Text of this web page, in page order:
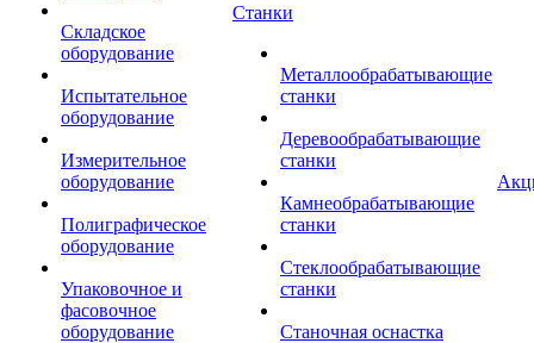
Складское
оборудование
Испытательное
оборудование
Измерительное
оборудование
Полиграфическое
оборудование
Упаковочное и
фасовочное
оборудование
Станки
Металлообрабатывающие
станки
Деревообрабатывающие
станки
Камнеобрабатывающие
станки
Стеклообрабатывающие
станки
Станочная оснастка